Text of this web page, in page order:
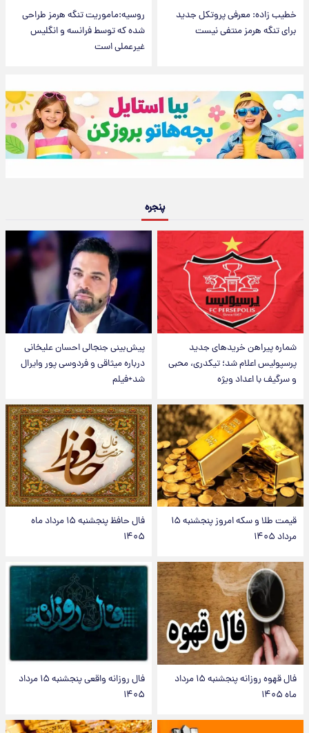
خطیب زاده: معرفی پروتکل جدید
برای تنگه هرمز منتفی نیست
روسیه:ماموریت تنگه هرمز طراحی
شده که توسط فرانسه و انگلیس
غیرعملی است
پنجره
شماره پیراهن خریدهای جدید
پرسپولیس اعلام شد؛ تیکدری، محبی
و سرگیف با اعداد ویژه
پیش‌بینی جنجالی احسان علیخانی
درباره میثاقی و فردوسی پور وایرال
شد+فیلم
قیمت طلا و سکه امروز پنجشنبه ۱۵
مرداد ۱۴۰۵
فال حافظ پنجشنبه ۱۵ مرداد ماه
۱۴۰۵
فال قهوه روزانه پنجشنبه ۱۵ مرداد
ماه ۱۴۰۵
فال روزانه واقعی پنجشنبه ۱۵ مرداد
۱۴۰۵